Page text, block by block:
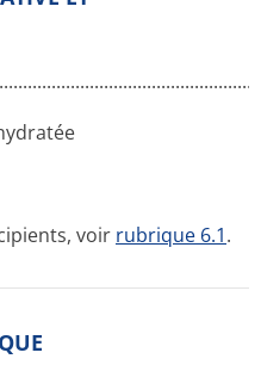
voir rubrique 6.1.